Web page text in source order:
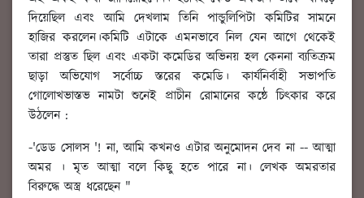
দিয়েছিল এবং আমি দেখলাম তিনি পান্ডুলিপিটা কমিটির সামনে
হাজির করলেন।কমিটি এটাকে এমনভাবে নিল যেন আগে থেকেই
তারা প্রস্তুত ছিল এবং একটা কমেডির অভিনয় হল কেননা ব্যতিক্রম
ছাড়া অভিযোগ সর্বোচ্চ স্তরের কমেডি। কার্যনির্বাহী সভাপতি
গোলোখভাস্তভ নামটা শুনেই প্রাচীন রোমানের কন্ঠে চিৎকার করে
উঠলেন :
-'ডেড সোলস '! না, আমি কখনও এটার অনুমোদন দেব না -- আত্মা
অমর । মৃত আত্মা বলে কিছু হতে পারে না। লেখক অমরতার
বিরুদ্ধে অস্ত্র ধরেছেন "